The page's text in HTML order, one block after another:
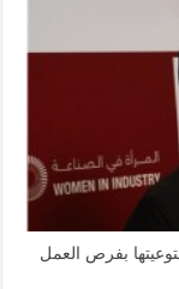
بفرص العمل